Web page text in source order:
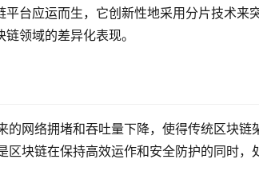
台应运而生，它创新性地采用分片技术来
领域的差异化表现。
网络拥堵和吞吐量下降，使得传统区块链
块链在保持高效运作和安全防护的同时，